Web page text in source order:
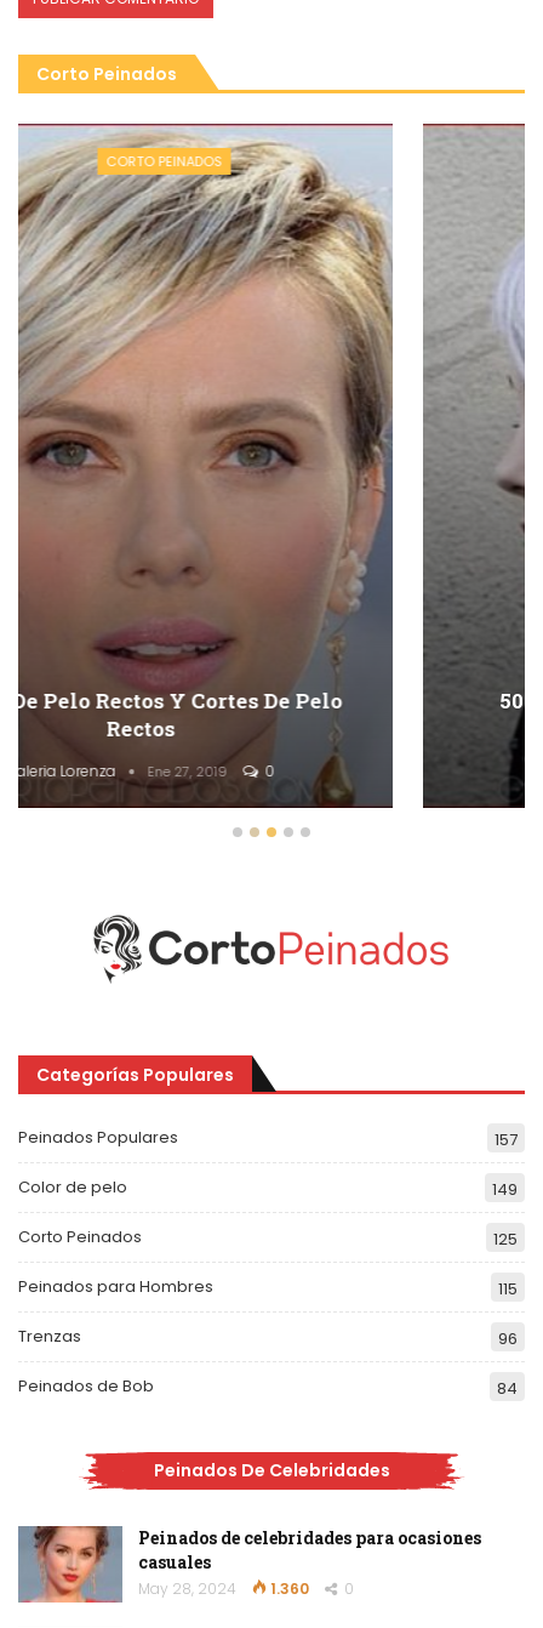
Corto Peinados
CORTO PEINADOS
50 Cortes De Pelo En Capas Cortas
Valeria Lorenza Ene 27, 2019
Categorías Populares
Peinados Populares 157
Color de pelo 149
Corto Peinados 125
Peinados para Hombres 115
Trenzas 96
Peinados de Bob 84
Peinados De Celebridades
Peinados de celebridades para ocasiones
casuales
May 28, 2024 1.360 0